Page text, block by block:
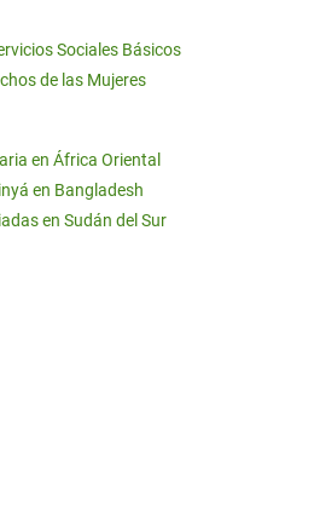
Sociales Básicos
de las Mujeres
en África Oriental
en Bangladesh
en Sudán del Sur